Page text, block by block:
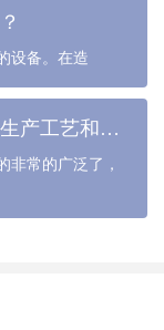
设备。在造
纸浆模塑产品是什么，纸浆模塑的生产工艺和流程是什么
常的广泛了，